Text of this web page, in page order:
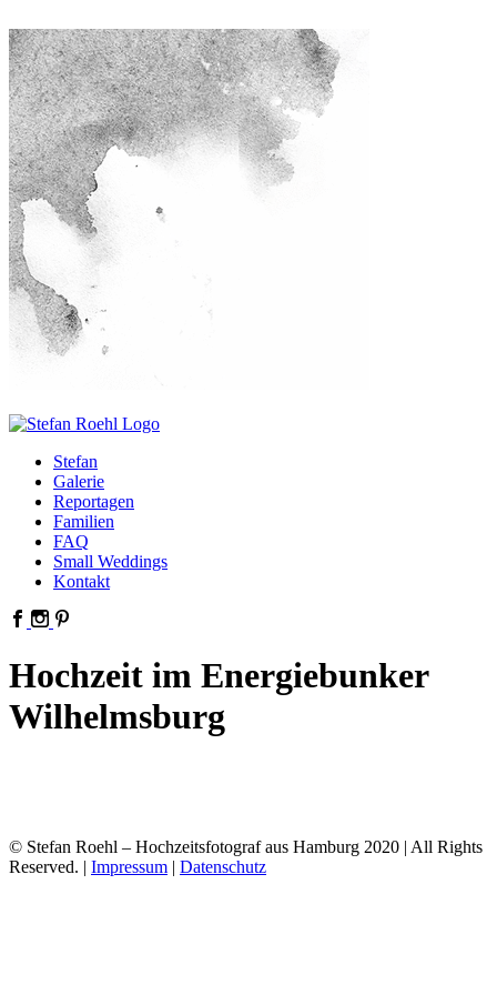
Stefan
Galerie
Reportagen
Familien
FAQ
Small Weddings
Kontakt
Hochzeit im Energiebunker
Wilhelmsburg
© Stefan Roehl – Hochzeitsfotograf aus Hamburg 2020 | All Rights
Reserved. | Impressum | Datenschutz